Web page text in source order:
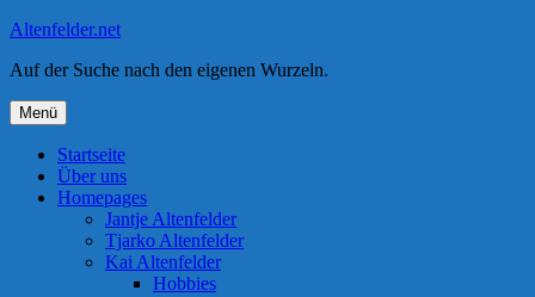
Zum
springen
Altenfelder.net
Auf der Suche nach den eigenen Wurzeln.
Menü
Startseite
Über uns
Homepages
Jantje Altenfelder
Tjarko Altenfelder
Kai Altenfelder
Hobbies